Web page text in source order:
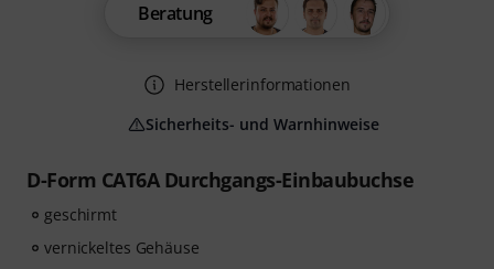
D-Form CAT6A Durchgangs-Einbaubuchse
geschirmt
vernickeltes Gehäuse
Beratung
Herstellerinformationen
Sicherheits- und Warnhinweise